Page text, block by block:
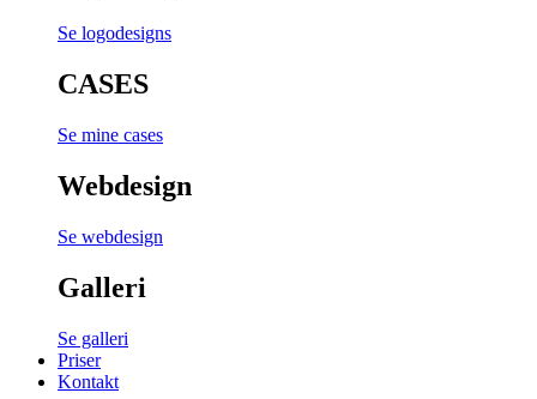
Se logodesigns
CASES
Se mine cases
Webdesign
Se webdesign
Galleri
Se galleri
Priser
Kontakt